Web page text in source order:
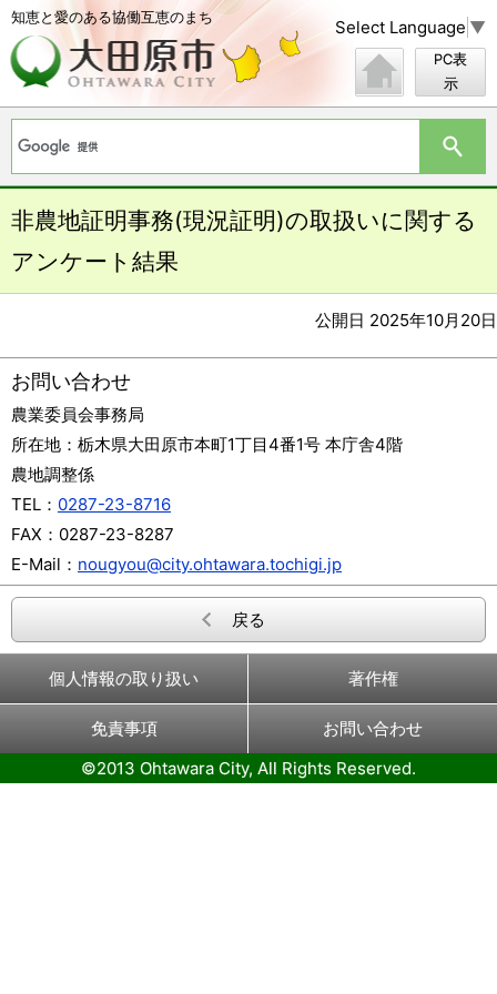
知恵と愛のある協働互恵のまち Select Language ▼
PC表
示
非農地証明事務(現況証明)の取扱いに関する
アンケート結果
公開日 2025年10月20日
お問い合わせ
農業委員会事務局
所在地： 栃木県大田原市本町1丁目4番1号 本庁舎4階
農地調整係
TEL： 0287-23-8716
FAX： 0287-23-8287
E-Mail： nougyou@city.ohtawara.tochigi.jp
戻る
個人情報の取り扱い 著作権
免責事項
お問い合わせ
©2013 Ohtawara City, All Rights Reserved.